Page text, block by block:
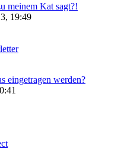
meinem Kat sagt?!
19:49
eingetragen werden?